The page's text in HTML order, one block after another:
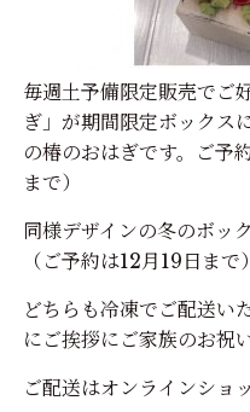
毎週土予備限定販売でご
ぎ」が期間限定ボックス
の椿のおはぎです。ご予
まで）
同様デザインの冬のボッ
（ご予約は12月19日まで）
どちらも冷凍でご配送い
にご挨拶にご家族のお祝
ご配送はオンラインショ